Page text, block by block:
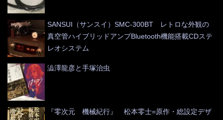
SANSUI（サンスイ）SMC-300BT レトロな外観の
真空管ハイブリッドアンプBluetooth機能搭載CDステ
レオシステム
澁澤龍彦と手塚治虫
『零次元 機械紀行』 松本零士=原作・総設定デザ